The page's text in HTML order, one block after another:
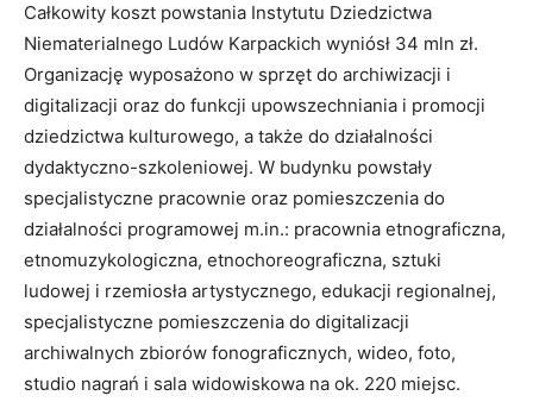
Całkowity koszt powstania Instytutu Dziedzictwa
Niematerialnego Ludów Karpackich wyniósł 34 mln zł.
Organizację wyposażono w sprzęt do archiwizacji i
digitalizacji oraz do funkcji upowszechniania i promocji
dziedzictwa kulturowego, a także do działalności
dydaktyczno-szkoleniowej. W budynku powstały
specjalistyczne pracownie oraz pomieszczenia do
działalności programowej m.in.: pracownia etnograficzna,
etnomuzykologiczna, etnochoreograficzna, sztuki
ludowej i rzemiosła artystycznego, edukacji regionalnej,
specjalistyczne pomieszczenia do digitalizacji
archiwalnych zbiorów fonograficznych, wideo, foto,
studio nagrań i sala widowiskowa na ok. 220 miejsc.